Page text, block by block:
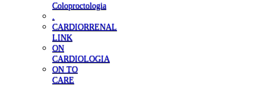
Coloproctologia
CARDIORRENAL
LINK
ON
CARDIOLOGIA
ON TO
CARE